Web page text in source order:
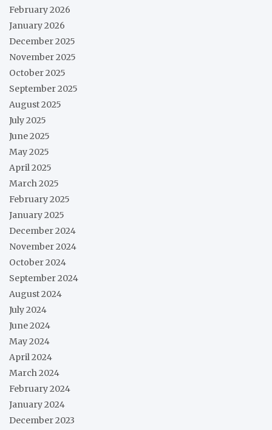
February 2026
January 2026
December 2025
November 2025
October 2025
September 2025
August 2025
July 2025
June 2025
May 2025
April 2025
March 2025
February 2025
January 2025
December 2024
November 2024
October 2024
September 2024
August 2024
July 2024
June 2024
May 2024
April 2024
March 2024
February 2024
January 2024
December 2023